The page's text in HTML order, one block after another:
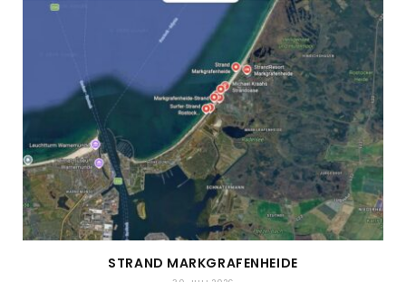
STRAND MARKGRAFENHEIDE